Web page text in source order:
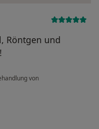
Röntgen und
von